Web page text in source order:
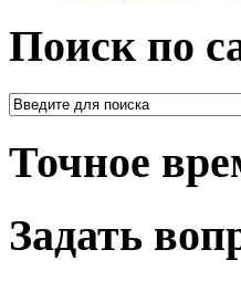
Поиск по
Точное
Задать